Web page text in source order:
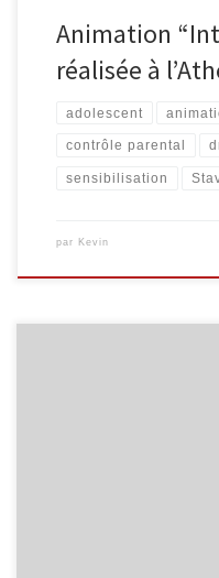
Animation
réalisée à
adolescent
contrôle parental
sensibilisation
par Kevin